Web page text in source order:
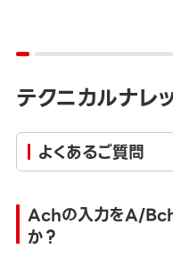
テクニカルナレ
よくあるご質問
Achの入力をA/Bch
か？